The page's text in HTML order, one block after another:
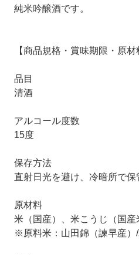
純米吟醸酒です。
【商品規格・賞味期限・原材
品目
清酒
アルコール度数
15度
保存方法
直射日光を避け、冷暗所で保
原材料
米（国産）、米こうじ（国産
※原料米：山田錦（諫早産）